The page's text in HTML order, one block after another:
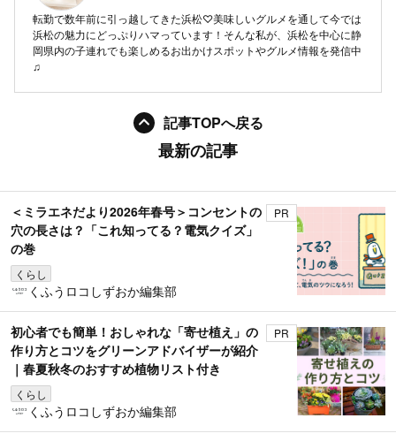
転勤で数年前に引っ越してきた浜松♡美味しいグルメを通して今では
浜松の魅力にどっぷりハマっています！そんな私が、浜松を中心に静
岡県内の子連れでも楽しめるお出かけスポットやグルメ情報を発信中
♫
記事TOPへ戻る
最新の記事
＜ミラエネだより2026年春号＞コンセントの
穴の長さは？「これ知ってる？電気クイズ」
の巻
くらし
PR
くふうロコしずおか編集部
初心者でも簡単！おしゃれな「寄せ植え」の
作り方とコツをグリーンアドバイザーが紹介
｜春夏秋冬のおすすめ植物リスト付き
くらし
PR
くふうロコしずおか編集部